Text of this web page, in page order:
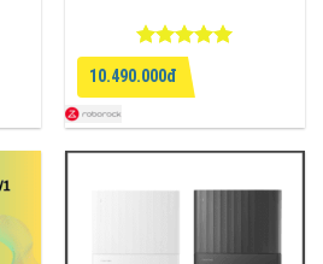
Được xếp
hạng
55
sao
10.490.000đ